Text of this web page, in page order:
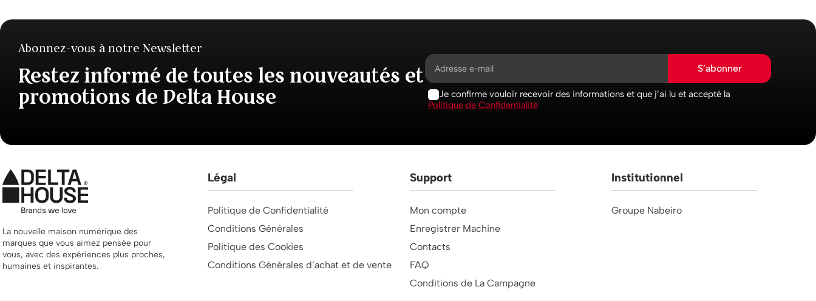
Abonnez-vous à notre Newsletter
Restez informé de toutes les nouveautés et
promotions de Delta House
S’abonner
Je confirme vouloir recevoir des informations et que j’ai lu et accepté la
Politique de Confidentialité
La nouvelle maison numérique des
marques que vous aimez pensée pour
vous, avec des expériences plus proches,
humaines et inspirantes.
Légal
Politique de Confidentialité
Conditions Générales
Politique des Cookies
Conditions Générales d’achat et de vente
Support
Mon compte
Enregistrer Machine
Contacts
FAQ
Conditions de La Campagne
Institutionnel
Groupe Nabeiro